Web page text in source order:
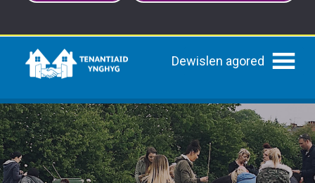
Dewislen agored